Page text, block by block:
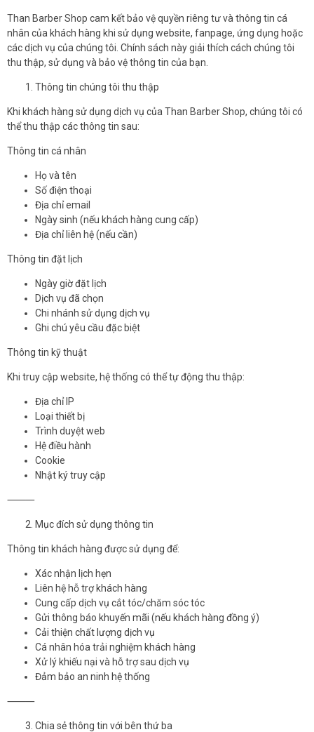
Than Barber Shop cam kết bảo vệ quyền riêng tư và thông tin cá
nhân của khách hàng khi sử dụng website, fanpage, ứng dụng hoặc
các dịch vụ của chúng tôi. Chính sách này giải thích cách chúng tôi
thu thập, sử dụng và bảo vệ thông tin của bạn.
Thông tin chúng tôi thu thập
Khi khách hàng sử dụng dịch vụ của Than Barber Shop, chúng tôi có
thể thu thập các thông tin sau:
Thông tin cá nhân
Họ và tên
Số điện thoại
Địa chỉ email
Ngày sinh (nếu khách hàng cung cấp)
Địa chỉ liên hệ (nếu cần)
Thông tin đặt lịch
Ngày giờ đặt lịch
Dịch vụ đã chọn
Chi nhánh sử dụng dịch vụ
Ghi chú yêu cầu đặc biệt
Thông tin kỹ thuật
Khi truy cập website, hệ thống có thể tự động thu thập:
Địa chỉ IP
Loại thiết bị
Trình duyệt web
Hệ điều hành
Cookie
Nhật ký truy cập
⸻
Mục đích sử dụng thông tin
Thông tin khách hàng được sử dụng để:
Xác nhận lịch hẹn
Liên hệ hỗ trợ khách hàng
Cung cấp dịch vụ cắt tóc/chăm sóc tóc
Gửi thông báo khuyến mãi (nếu khách hàng đồng ý)
Cải thiện chất lượng dịch vụ
Cá nhân hóa trải nghiệm khách hàng
Xử lý khiếu nại và hỗ trợ sau dịch vụ
Đảm bảo an ninh hệ thống
⸻
Chia sẻ thông tin với bên thứ ba